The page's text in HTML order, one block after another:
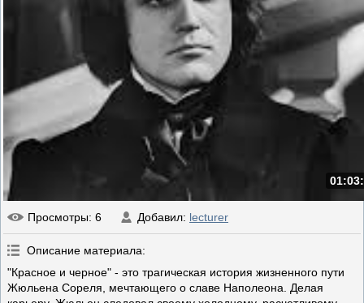
Просмотры: 6 Добавил: lecturer
Описание материала:
"Красное и черное" - это трагическая история жизненного пути
Жюльена Сореля, мечтающего о славе Наполеона. Делая